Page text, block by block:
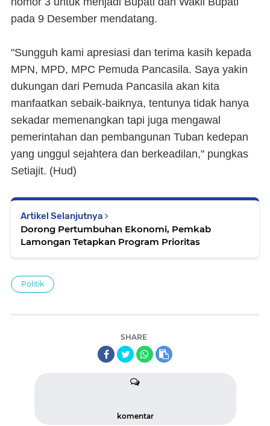
pada 9 Desember mendatang.
"Sungguh kami apresiasi dan terima kasih kepada
MPN, MPD, MPC Pemuda Pancasila. Saya yakin
dukungan dari Pemuda Pancasila akan kita
manfaatkan sebaik-baiknya, tentunya tidak hanya
sekadar memenangkan tapi juga mengawal
pemerintahan dan pembangunan Tuban kedepan
yang unggul sejahtera dan berkeadilan," pungkas
Setiajit. (Hud)
Artikel Selanjutnya
Dorong Pertumbuhan Ekonomi, Pemkab
Lamongan Tetapkan Program Prioritas
Politik
SHARE
komentar